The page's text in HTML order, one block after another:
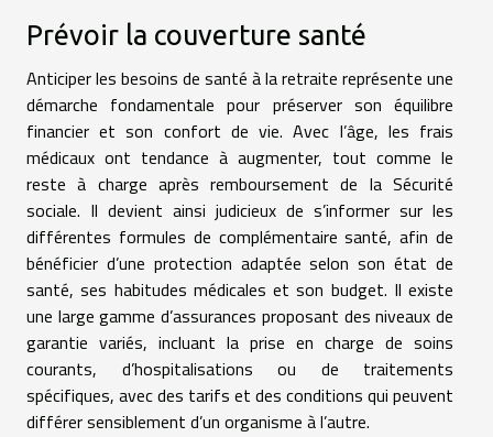
Prévoir la couverture santé
Anticiper les besoins de santé à la retraite représente une
démarche fondamentale pour préserver son équilibre
financier et son confort de vie. Avec l’âge, les frais
médicaux ont tendance à augmenter, tout comme le
reste à charge après remboursement de la Sécurité
sociale. Il devient ainsi judicieux de s’informer sur les
différentes formules de complémentaire santé, afin de
bénéficier d’une protection adaptée selon son état de
santé, ses habitudes médicales et son budget. Il existe
une large gamme d’assurances proposant des niveaux de
garantie variés, incluant la prise en charge de soins
courants, d’hospitalisations ou de traitements
spécifiques, avec des tarifs et des conditions qui peuvent
différer sensiblement d’un organisme à l’autre.